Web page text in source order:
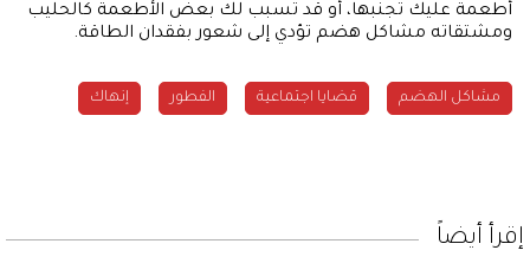
أطعمة عليك تجنبها، أو قد تسبب لك بعض الأطعمة كالحليب
ومشتقاته مشاكل هضم تؤدي إلى شعور بفقدان الطاقة.
مشاكل الهضم قضايا اجتماعية الفطور إنهاك
إقرأ أيضاً